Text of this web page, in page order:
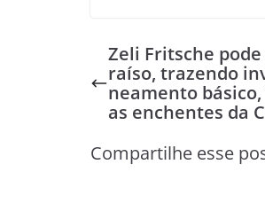
Zeli Fritsche
raíso, trazendo
neamento
as enchentes da
Compartilhe esse